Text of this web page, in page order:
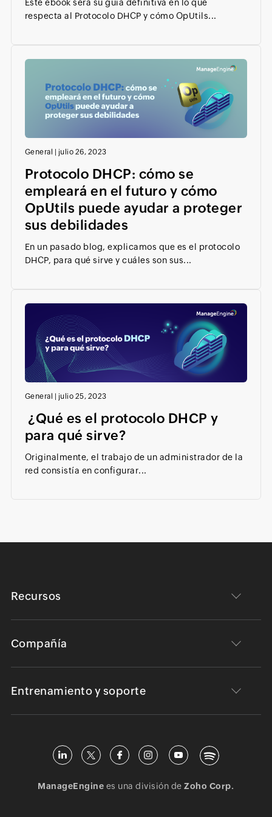
Este ebook será su guía definitiva en lo que
respecta al Protocolo DHCP y cómo OpUtils...
General julio 26, 2023
Protocolo DHCP: cómo se
empleará en el futuro y cómo
OpUtils puede ayudar a proteger
sus debilidades
En un pasado blog, explicamos que es el protocolo
DHCP, para qué sirve y cuáles son sus...
General julio 25, 2023
¿Qué es el protocolo DHCP y
para qué sirve?
Originalmente, el trabajo de un administrador de la
red consistía en configurar...
Recursos
Compañía
Entrenamiento y soporte
ManageEngine es una división deZoho Corp.